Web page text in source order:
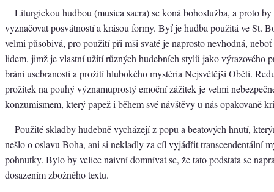
Liturgickou hudbou (musica sacra) se koná bohoslužba, a proto by
vyznačovat posvátností a krásou formy. Byť je hudba použitá ve St.
velmi působivá, pro použití při mši svaté je naprosto nevhodná, neboť
lidem, jimž je vlastní užití různých hudebních stylů jako výrazového
brání usebranosti a prožití hlubokého mystéria Nejsvětější Oběti.
prožitek na pouhý významuprostý emoční zážitek je velmi
konzumismem, který papež i během své návštěvy u nás opakovaně
Použité skladby hudebně vycházejí z popu a beatových hnutí,
nešlo o oslavu Boha, ani si nekladly za cíl vyjádřit transcendentální
pohnutky. Bylo by velice naivní domnívat se, že tato podstata se
dosazením zbožného textu.